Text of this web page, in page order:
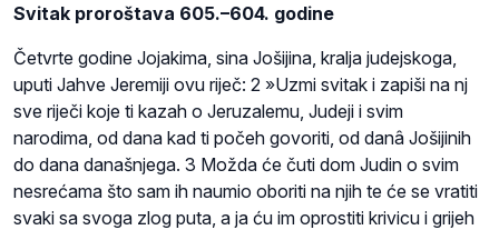
Svitak proroštava 605.–604. godine
Četvrte godine Jojakima, sina Jošijina, kralja judejskoga,
uputi Jahve Jeremiji ovu riječ: 2 »Uzmi svitak i zapiši na nj
sve riječi koje ti kazah o Jeruzalemu, Judeji i svim
narodima, od dana kad ti počeh govoriti, od danâ Jošijinih
do dana današnjega. 3 Možda će čuti dom Judin o svim
nesrećama što sam ih naumio oboriti na njih te će se vratiti
svaki sa svoga zlog puta, a ja ću im oprostiti krivicu i grijeh